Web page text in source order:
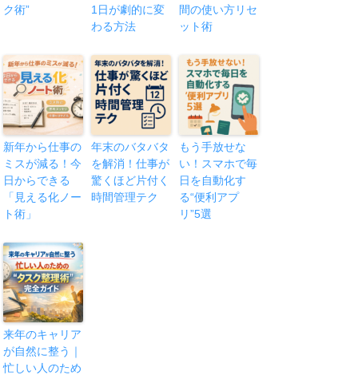
ク術”
1日が劇的に変
わる方法
間の使い方リセ
ット術
新年から仕事の
ミスが減る！今
日からできる
「見える化ノー
ト術」
年末のバタバタ
を解消！仕事が
驚くほど片付く
時間管理テク
もう手放せな
い！スマホで毎
日を自動化す
る“便利アプ
リ”5選
来年のキャリア
が自然に整う｜
忙しい人のため